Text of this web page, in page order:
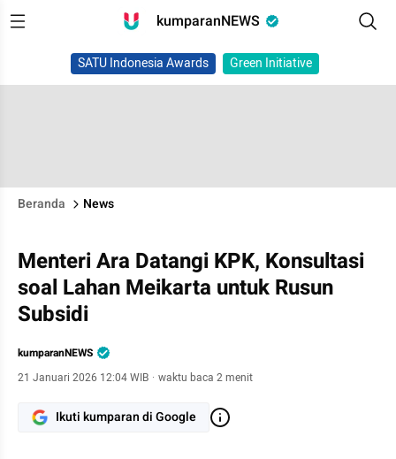
kumparanNEWS
SATU Indonesia Awards Green Initiative
Beranda News
Menteri Ara Datangi KPK, Konsultasi
soal Lahan Meikarta untuk Rusun
Subsidi
kumparanNEWS
21 Januari 2026 12:04 WIB · waktu baca 2 menit
Ikuti kumparan di Google